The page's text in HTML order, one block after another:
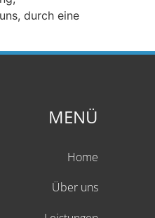
durch eine
MENÜ
Home
Über uns